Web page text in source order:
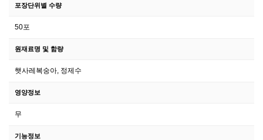
포장단위별 수량
50포
원재료명 및 함량
햇사레복숭아, 정제수
영양정보
무
기능정보